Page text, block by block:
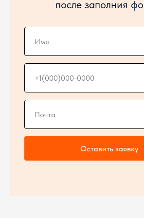
после заполния
Оставить заявку